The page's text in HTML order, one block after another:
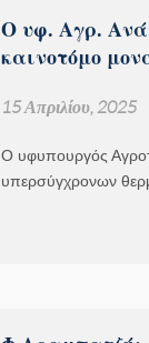
Ο υφ. Αγρ.
καινοτόμο
15 Απριλίου, 2025
Ο υφυπουργός
υπερσύγχρονων